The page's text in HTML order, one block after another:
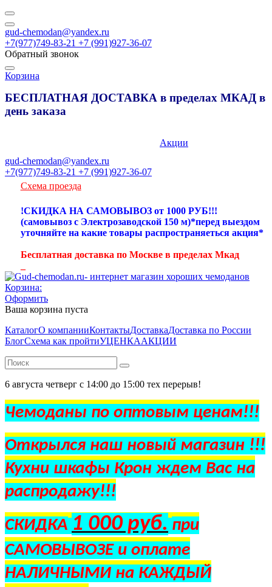
gud-chemodan@yandex.ru
+7(977)749-83-21 +7 (991)927-36-07
Обратный звонок
Корзина
БЕСПЛАТНАЯ ДОСТАВКА в пределах МКАД в
день заказа
Акции
gud-chemodan@yandex.ru
+7(977)749-83-21 +7 (991)927-36-07
Схема проезда
!СКИДКА НА САМОВЫВОЗ от 1000 РУБ!!!
(самовывоз с Электрозаводской 150 м)*перед выездом
уточняйте на какие товары распространяеться акция*
Бесплатная доставка по Москве в пределах Мкад
Корзина:
Оформить
Ваша корзина пуста
КаталогО компанииКонтактыДоставкаДоставка по России
БлогСхема как пройтиУЦЕНКААКЦИИ
6 августа четверг с 14:00 до 15:00 тех перерыв!
Чемоданы по оптовым ценам!!!
Открылся наш новый магазин !!!
Кухни шкафы Крон ждем Вас на
распродажу!!!
СКИДКА 1 000 руб. при
САМОВЫВОЗЕ и оплате
НАЛИЧНЫМИ на КАЖДЫЙ